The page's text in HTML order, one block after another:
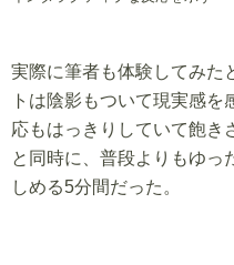
実際に筆者も体験してみた
トは陰影もついて現実感を
応もはっきりしていて飽き
と同時に、普段よりもゆっ
しめる5分間だった。